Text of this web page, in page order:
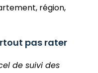
région,
pas rater
de suivi des